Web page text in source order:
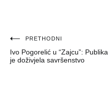
Navigacija
objava
PRETHODNI
Ivo Pogorelić u “Zajcu”: Publika
je doživjela savršenstvo